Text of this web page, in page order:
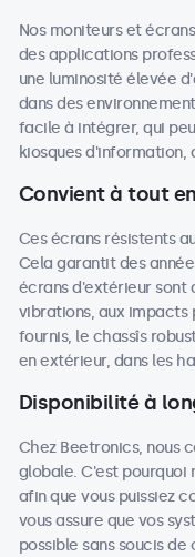
Nos moniteurs et
des applications
une luminosité élevée
dans des
facile à intégrer, qui
kiosques
Convient à tout
Ces écrans résistents
Cela garantit des
écrans d'extérieur sont
vibrations, aux impacts
fournis, le chassîs
en extérieur, dans les
Disponibilité à
Chez Beetronics, nous
globale. C'est pourquoi
afin que vous puissiez
vous assure que vos
possible sans soucis